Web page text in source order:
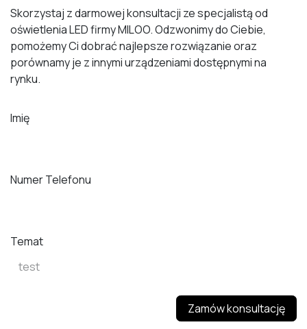
Skorzystaj z darmowej konsultacji ze specjalistą od
oświetlenia LED firmy MILOO. Odzwonimy do Ciebie,
pomożemy Ci dobrać najlepsze rozwiązanie oraz
porównamy je z innymi urządzeniami dostępnymi na
rynku.
Imię
Numer Telefonu
Temat
Zamów konsultację